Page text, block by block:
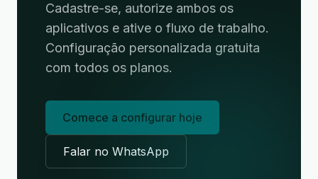
Cadastre-se, autorize ambos os
aplicativos e ative o fluxo de trabalho.
Configuração personalizada gratuita
com todos os planos.
Comece a configurar hoje
Falar no WhatsApp